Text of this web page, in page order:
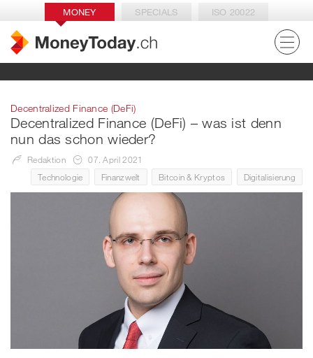
MONEY SPECIALS ISO 20022
Decentralized Finance (DeFi)
Decentralized Finance (DeFi) – was ist denn
nun das schon wieder?
Redaktion
07. April 2021
Technologie
Finanzwelt Bitcoin & Kryptos Digitalisierung